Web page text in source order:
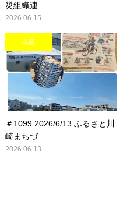
災組織連…
2026.06.15
幸区
＃1099 2026/6/13 ふるさと川
崎まちづ…
2026.06.13